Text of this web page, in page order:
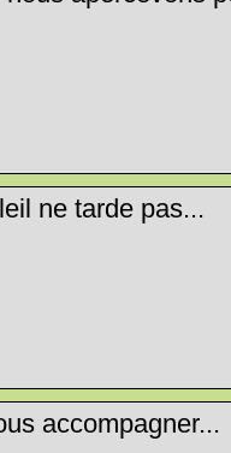
ne tarde pas...
accompagner...